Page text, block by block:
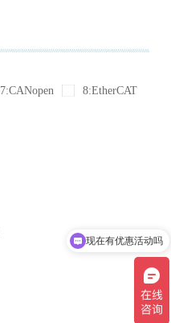
7:CANopen
8:EtherCAT
现在有优惠活动吗